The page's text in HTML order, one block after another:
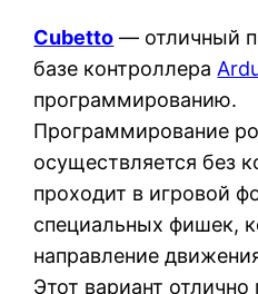
Cubetto — отличный
базе контроллера
программированию.
Программирование
осуществляется без
проходит в игровой
специальных фишек,
направление
Этот вариант